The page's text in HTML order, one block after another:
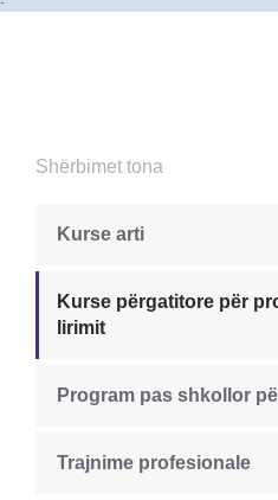
Shërbimet tona
Kurse arti
Kurse përgatitore për
lirimit
Program pas shkollor
Trajnime profesionale